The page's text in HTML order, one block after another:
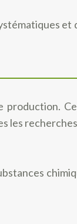
et
production.
les